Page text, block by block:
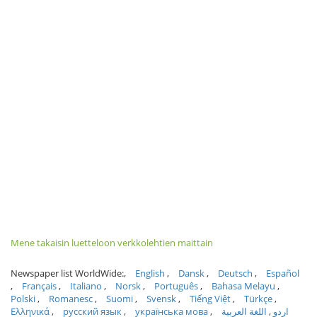
Mene takaisin luetteloon verkkolehtien maittain
Newspaper list WorldWide: English Dansk Deutsch
Español
Français
Italiano Norsk Português
Bahasa Melayu
Polski
Romanesc Suomi Svensk Tiếng Việt
Türkçe
Ελληνικά
русский язык українська мова اردو اللغة العربية